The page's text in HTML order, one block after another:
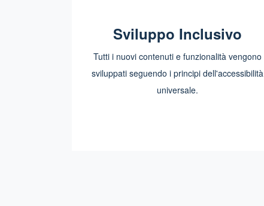
Sviluppo Inclusivo
Tutti i nuovi contenuti e funzionalità vengono
sviluppati seguendo i principi dell'accessibilità
universale.